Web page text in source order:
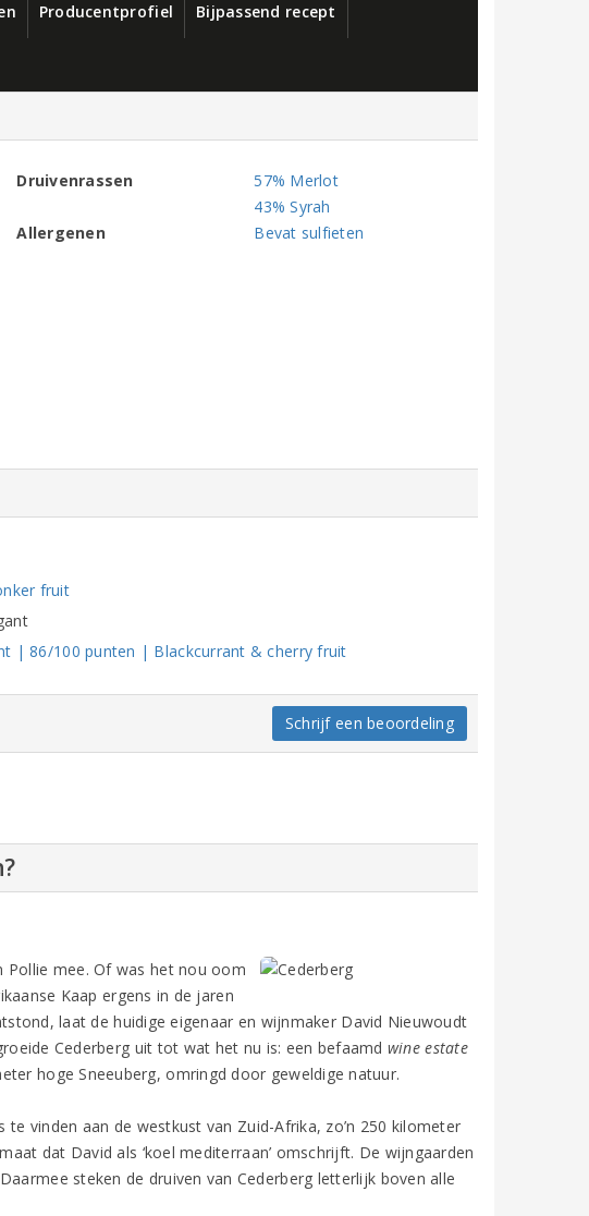
Producentprofiel Bijpassend recept
Druivenrassen
57% Merlot
43% Syrah
Allergenen
Bevat sulfieten
fruit
| 86/100 punten | Blackcurrant & cherry fruit
Schrijf een beoordeling
Pollie mee. Of was het nou oom
Kaap ergens in de jaren
laat de huidige eigenaar en wijnmaker David Nieuwoudt
Cederberg uit tot wat het nu is: een befaamd wine estate
hoge Sneeuberg, omringd door geweldige natuur.
vinden aan de westkust van Zuid-Afrika, zo’n 250 kilometer
dat David als ‘koel mediterraan’ omschrijft. De wijngaarden
steken de druiven van Cederberg letterlijk boven alle